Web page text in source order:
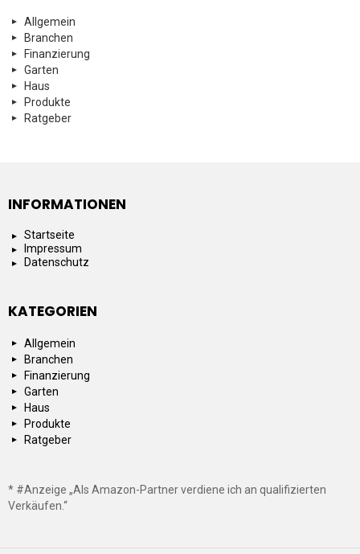
Allgemein
Branchen
Finanzierung
Garten
Haus
Produkte
Ratgeber
INFORMATIONEN
Startseite
Impressum
Datenschutz
KATEGORIEN
Allgemein
Branchen
Finanzierung
Garten
Haus
Produkte
Ratgeber
* #Anzeige „Als Amazon-Partner verdiene ich an qualifizierten
Verkäufen.“